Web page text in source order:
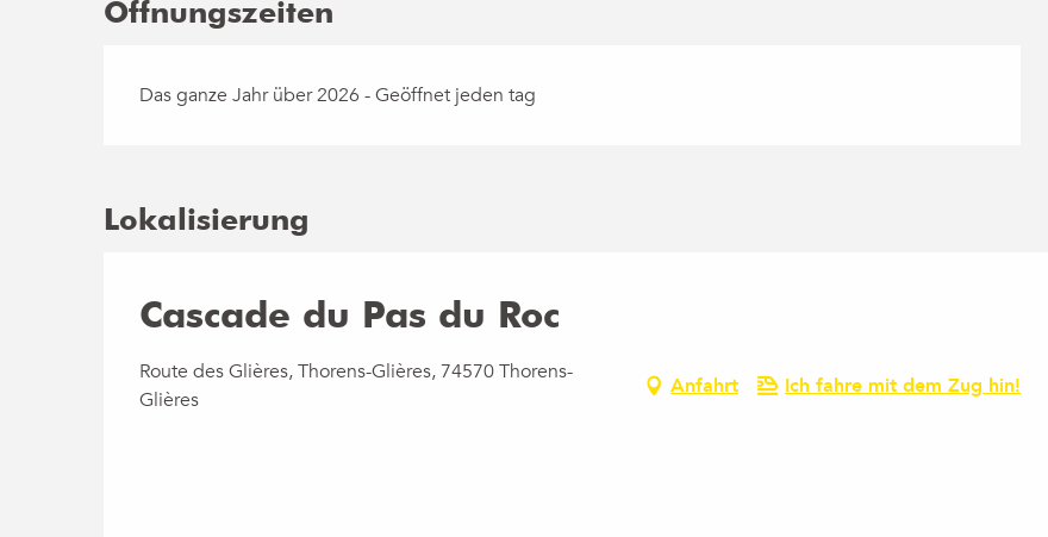
Öffnungszeiten
Das ganze Jahr über 2026 - Geöffnet jeden tag
Lokalisierung
Cascade du Pas du Roc
Route des Glières, Thorens-Glières, 74570 Thorens-
Glières
Anfahrt Ich fahre mit dem Zug hin!